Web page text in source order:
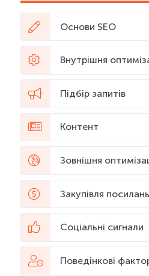
Основи SEO
Внутрішня
Підбір запитів
Контент
Зовнішня
Закупівля посилань
Соціальні сигнали
Поведінкові